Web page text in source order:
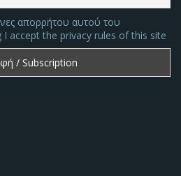
απορρήτου αυτού του
I accept the privacy rules of this site